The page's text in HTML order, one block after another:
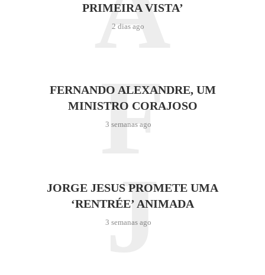
PRIMEIRA VISTA’
2 dias ago
FERNANDO ALEXANDRE, UM
MINISTRO CORAJOSO
3 semanas ago
F
JORGE JESUS PROMETE UMA
‘RENTRÉE’ ANIMADA
3 semanas ago
J